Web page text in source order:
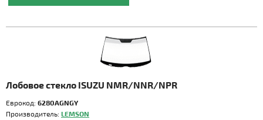
Лобовое стекло ISUZU NMR/NNR/NPR
Еврокод: 6280AGNGY
Производитель: LEMSON